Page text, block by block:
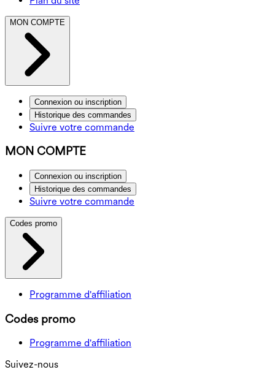
MON COMPTE
Connexion ou inscription
Historique des commandes
Suivre votre commande
MON COMPTE
Connexion ou inscription
Historique des commandes
Suivre votre commande
Codes promo
Programme d'affiliation
Codes promo
Programme d'affiliation
Suivez-nous